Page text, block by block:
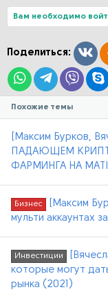
ц
и
:
Вам необходимо
Поделиться:
WhatsAppTelegram
Viber
Похожие темы
[Максим Бурков,
ПАДАЮЩЕМ
ФАРМИНГА НА
Бизнес
[Максим
мульти аккаунтах
Инвестиции
которые могут
рынка (2021)